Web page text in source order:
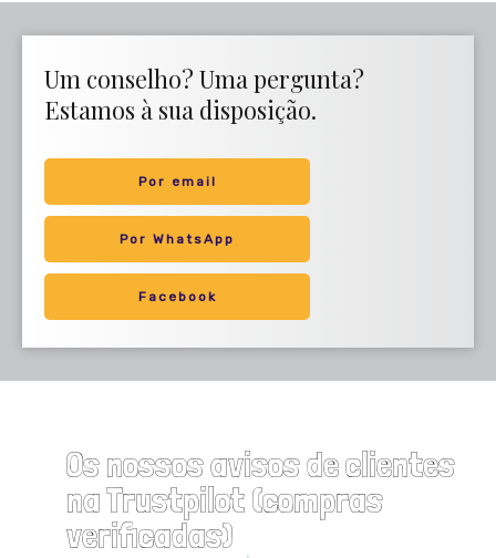
Um conselho? Uma pergunta?
Estamos à sua disposição.
Por email
Por WhatsApp
Facebook
Os nossos avisos de clientes
na Trustpilot (compras
verificadas)